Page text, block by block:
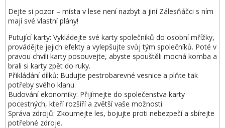
Dejte si pozor – místa v lese není nazbyt a jiní Zálesňáčci s ním
mají své vlastní plány!
Putující karty: Vykládejte své karty společníků do osobní mřížky,
provádějte jejich efekty a vylepšujte svůj tým společníků. Poté v
pravou chvíli karty posouvejte, abyste spouštěli mocná komba a
brali si karty zpět do ruky.
Přikládání dílků: Budujte pestrobarevné vesnice a plňte tak
potřeby svého klanu.
Budování ekonomiky: Přijímejte do společenstva karty
pocestných, kteří rozšíří a zvětší vaše možnosti.
Správa zdrojů: Zkoumejte les, bojujte proti nebezpečí a sbírejte
potřebné zdroje.